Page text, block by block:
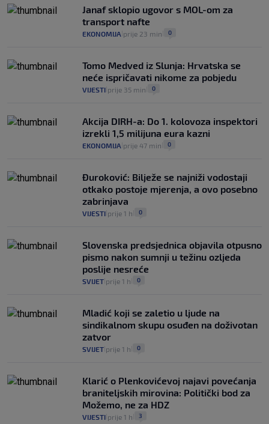
Analitičar o Mostu: Oni su u yin-yang
poziciji i imaju drugog najpoznatijeg
bravara u povijesti Hrvatske
30. srp. | 16
Janaf sklopio ugovor s MOL-om za
transport nafte
EKONOMIJA prije 23 min 0
Tomo Medved iz Slunja: Hrvatska se
neće ispričavati nikome za pobjedu
VIJESTI prije 35 min 0
Akcija DIRH-a: Do 1. kolovoza inspektori
izrekli 1,5 milijuna eura kazni
EKONOMIJA prije 47 min 0
Đuroković: Bilježe se najniži vodostaji
otkako postoje mjerenja, a ovo posebno
zabrinjava
VIJESTI prije 1 h 0
Slovenska predsjednica objavila otpusno
pismo nakon sumnji u težinu ozljeda
poslije nesreće
SVIJET prije 1 h 0
Mladić koji se zaletio u ljude na
sindikalnom skupu osuđen na doživotan
zatvor
SVIJET prije 1 h 0
Klarić o Plenkovićevoj najavi povećanja
braniteljskih mirovina: Politički bod za
Možemo, ne za HDZ
VIJESTI prije 1 h 3